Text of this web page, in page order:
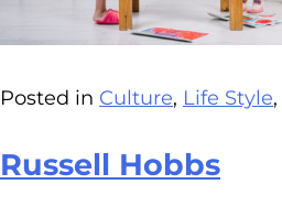
Posted in Culture, Life Style,
Russell Hobbs